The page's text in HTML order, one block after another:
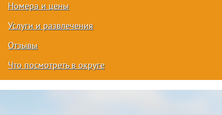
Номера и цены
Услуги и развлечения
Отзывы
Что посмотреть в округе